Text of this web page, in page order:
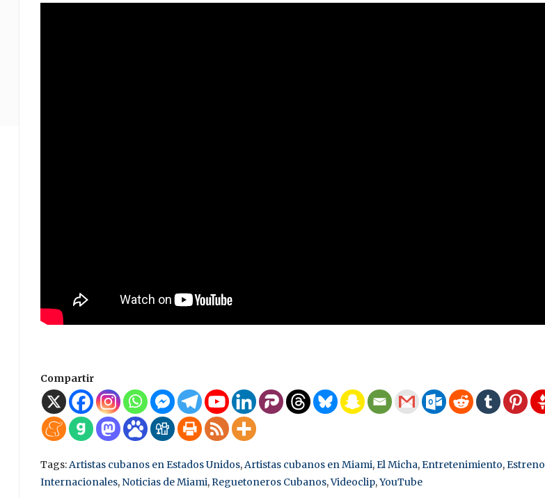
Compartir
Tags:Artistas cubanos en Estados Unidos,Artistas cubanos en Miami,El Micha,Entretenimiento,Estreno
Internacionales, Noticias de Miami,Reguetoneros Cubanos,Videoclip,YouTube